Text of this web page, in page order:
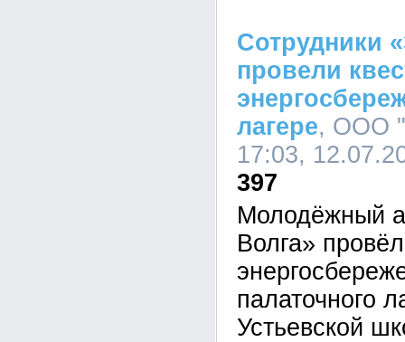
Сотрудники
провели
лагере, ООО
17:03,
397
Молодёжный
Волга»
палаточного
Устьевской